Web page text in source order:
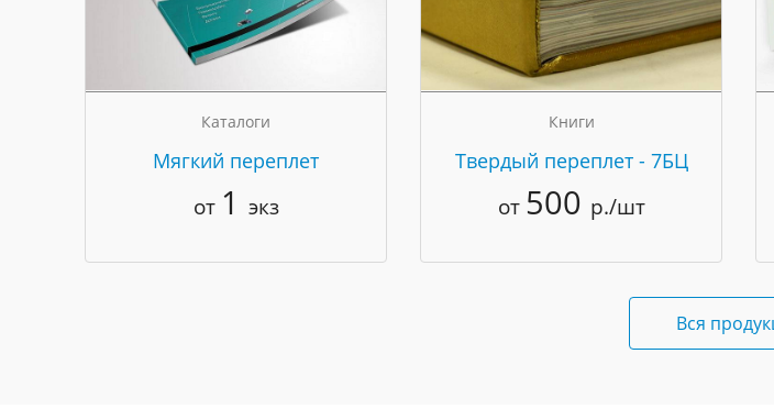
Каталоги
Мягкий переплет
от 1 экз
Книги
Твердый переплет - 7БЦ
от 500 р./шт
Вся